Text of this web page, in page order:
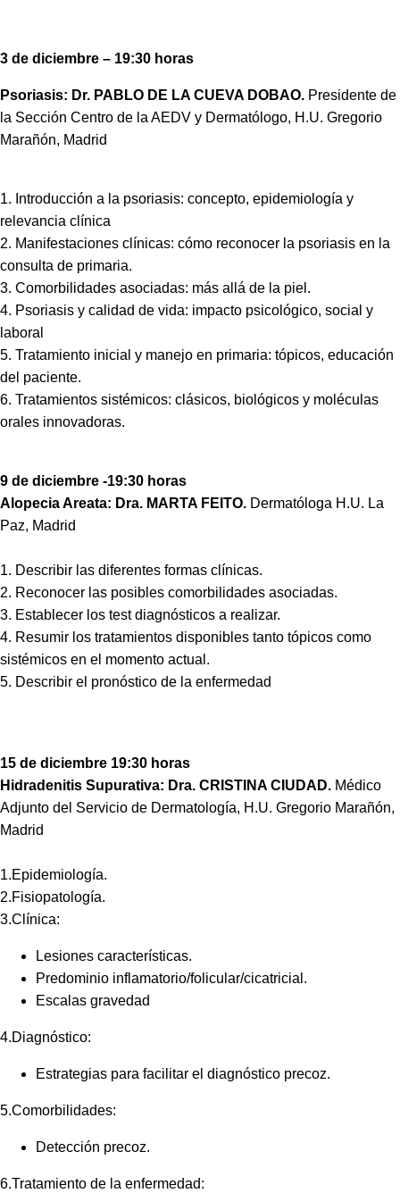
3 de diciembre – 19:30 horas
Psoriasis: Dr. PABLO DE LA CUEVA DOBAO. Presidente de
la Sección Centro de la AEDV y Dermatólogo, H.U. Gregorio
Marañón, Madrid
1. Introducción a la psoriasis: concepto, epidemiología y
relevancia clínica
2. Manifestaciones clínicas: cómo reconocer la psoriasis en la
consulta de primaria.
3. Comorbilidades asociadas: más allá de la piel.
4. Psoriasis y calidad de vida: impacto psicológico, social y
laboral
5. Tratamiento inicial y manejo en primaria: tópicos, educación
del paciente.
6. Tratamientos sistémicos: clásicos, biológicos y moléculas
orales innovadoras.
9 de diciembre -19:30 horas
Alopecia Areata: Dra. MARTA FEITO. Dermatóloga H.U. La
Paz, Madrid
1. Describir las diferentes formas clínicas.
2. Reconocer las posibles comorbilidades asociadas.
3. Establecer los test diagnósticos a realizar.
4. Resumir los tratamientos disponibles tanto tópicos como
sistémicos en el momento actual.
5. Describir el pronóstico de la enfermedad
15 de diciembre 19:30 horas
Hidradenitis Supurativa: Dra. CRISTINA CIUDAD. Médico
Adjunto del Servicio de Dermatología, H.U. Gregorio Marañón,
Madrid
1.Epidemiología.
2.Fisiopatología.
3.Clínica:
Lesiones características.
Predominio inflamatorio/folicular/cicatricial.
Escalas gravedad
4.Diagnóstico:
Estrategias para facilitar el diagnóstico precoz.
5.Comorbilidades:
Detección precoz.
6.Tratamiento de la enfermedad: